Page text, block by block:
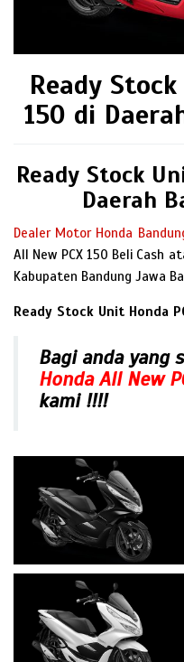
Ready
150 di
Ready Stock
Daerah
Dealer Motor Honda
All New PCX 150 Beli Cash
Kabupaten Bandung Jawa
Ready Stock Unit Honda
Bagi anda yang
Honda All New
kami !!!!